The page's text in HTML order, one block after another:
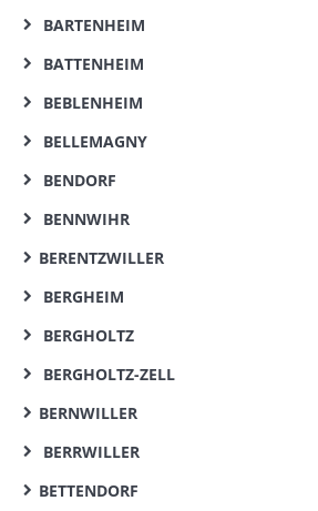
BARTENHEIM
BATTENHEIM
BEBLENHEIM
BELLEMAGNY
BENDORF
BENNWIHR
BERENTZWILLER
BERGHEIM
BERGHOLTZ
BERGHOLTZ-ZELL
BERNWILLER
BERRWILLER
BETTENDORF